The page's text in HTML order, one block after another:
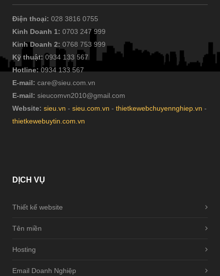
Điện thoại: 028 3816 0755
Kinh Doanh 1: 0703 247 999
Kinh Doanh 2: 0768 753 999
Kỹ thuật: 0934 133 567
Hotline: 0934 133 567
E-mail: care@sieu.com.vn
E-mail: sieucomvn2010@gmail.com
Website: sieu.vn - sieu.com.vn - thietkewebchuyennghiep.vn -
thietkewebuytin.com.vn
DỊCH VỤ
Thiết kế website
Tên miền
Hosting
Email Doanh Nghiệp